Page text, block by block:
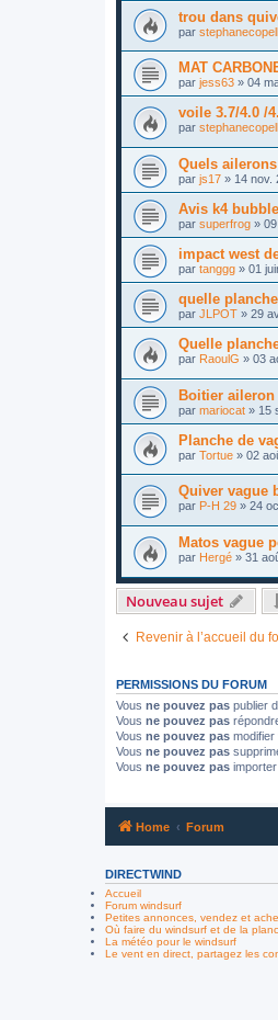
trou dans
par
MAT
par jess63 » 04
voile 3.7/4.0 /
par
Quels
par js17 » 14 nov.
Avis k4 bubble
par superfrog »
impact west
par tanggg » 01
quelle
par JLPOT » 29
Quelle
par RaoulG » 03
Boitier aileron
par mariocat » 15
Planche de
par Tortue » 02
Quiver vague
par P-H 29 » 24
Matos vague
par Hergé » 31
Nouveau sujet
Revenir à l’accueil du
PERMISSIONS DU FORUM
Vous ne pouvez pas publier
Vous ne pouvez pas
Vous ne pouvez pas
Vous ne pouvez pas
Vous ne pouvez pas
Home Forum
DIRECTWIND
Accueil
Forum windsurf
Petites annonces, vendez et
Où faire du windsurf et de la
La météo pour le windsurf
Le vent en direct, partagez les